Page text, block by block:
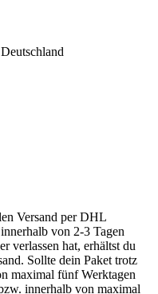
Versand per DHL
von 2-3 Tagen
verlassen hat, erhältst du
Sollte dein Paket trotz
maximal fünf Werktagen
innerhalb von maximal